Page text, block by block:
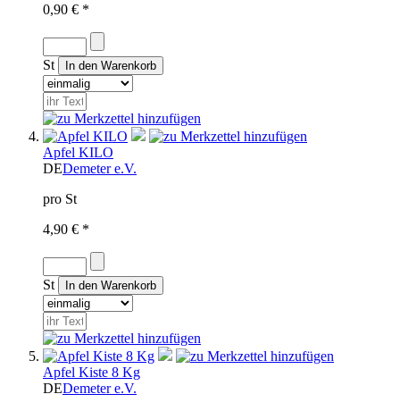
0,90 € *
St
Apfel KILO
DEDemeter e.V.
pro St
4,90 € *
St
Apfel Kiste 8 Kg
DEDemeter e.V.